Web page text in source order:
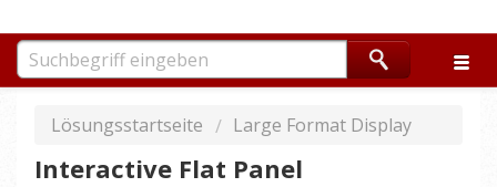
Lösungsstartseite Large Format Display
Interactive Flat Panel